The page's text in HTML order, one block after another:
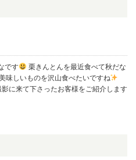
です
栗きんとんを最近食べて秋だな
味しいものを沢山食べたいですね
に来て下さったお客様をご紹介します